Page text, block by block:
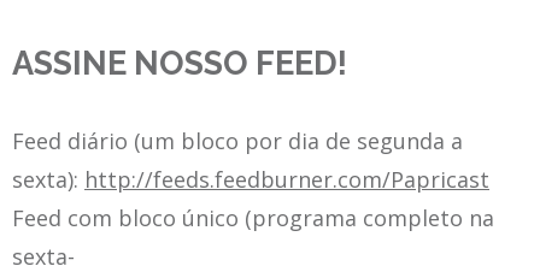
ASSINE NOSSO FEED!
Feed diário (um bloco por dia de segunda a
sexta): http://feeds.feedburner.com/Papricast
Feed com bloco único (programa completo na
sexta-